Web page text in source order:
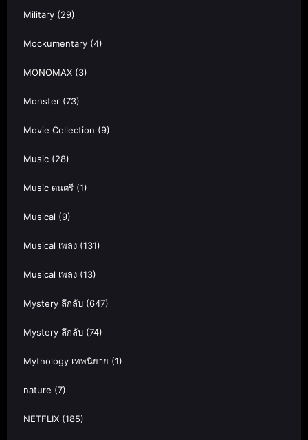
Military (29)
Mockumentary (4)
MONOMAX (3)
Monster (73)
Movie Collection (9)
Music (28)
Music ดนตรี (1)
Musical (9)
Musical เพลง (131)
Musical เพลง (13)
Mystery ลึกลับ (647)
Mystery ลึกลับ (74)
Mythology เทพนิยาย (1)
nature (7)
NETFLIX (185)